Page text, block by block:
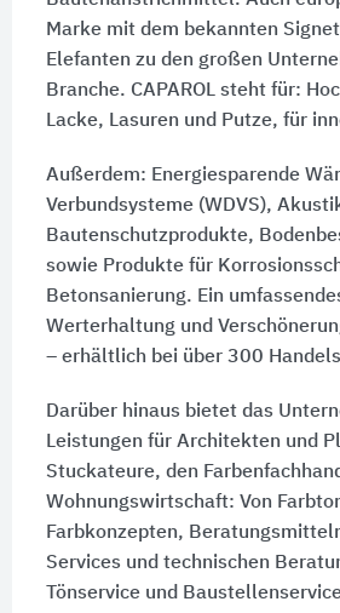
Marke mit dem bekannten
Elefanten zu den großen
Branche. CAPAROL steht für:
Lacke, Lasuren und Putze, für
Außerdem: Energiesparende
Verbundsysteme (WDVS),
Bautenschutzprodukte,
sowie Produkte für
Betonsanierung. Ein
Werterhaltung und
– erhältlich bei über 300
Darüber hinaus bietet das
Leistungen für Architekten und
Stuckateure, den
Wohnungswirtschaft: Von
Farbkonzepten,
Services und technischen
Tönservice und